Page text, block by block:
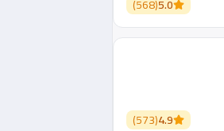
5.0
(
568
)
4.9
(
573
)